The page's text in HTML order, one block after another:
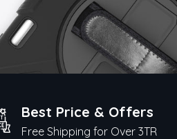
Best Price & Offers
Free Shipping for Over 3TR